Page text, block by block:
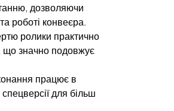
дозволяючи
роботі конвеєра.
ролики практично
що значно подовжує
працює в
для більш